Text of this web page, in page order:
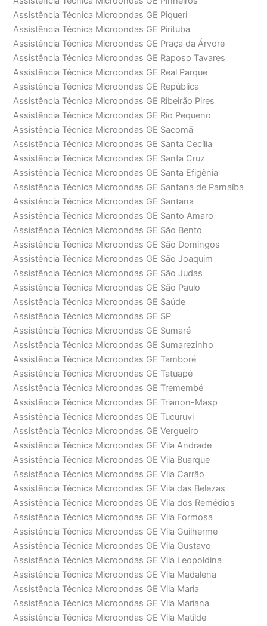
Assistência Técnica Microondas GE Piqueri
Assistência Técnica Microondas GE Pirituba
Assistência Técnica Microondas GE Praça da Árvore
Assistência Técnica Microondas GE Raposo Tavares
Assistência Técnica Microondas GE Real Parque
Assistência Técnica Microondas GE República
Assistência Técnica Microondas GE Ribeirão Pires
Assistência Técnica Microondas GE Rio Pequeno
Assistência Técnica Microondas GE Sacomã
Assistência Técnica Microondas GE Santa Cecília
Assistência Técnica Microondas GE Santa Cruz
Assistência Técnica Microondas GE Santa Efigênia
Assistência Técnica Microondas GE Santana de Parnaíba
Assistência Técnica Microondas GE Santana
Assistência Técnica Microondas GE Santo Amaro
Assistência Técnica Microondas GE São Bento
Assistência Técnica Microondas GE São Domingos
Assistência Técnica Microondas GE São Joaquim
Assistência Técnica Microondas GE São Judas
Assistência Técnica Microondas GE São Paulo
Assistência Técnica Microondas GE Saúde
Assistência Técnica Microondas GE SP
Assistência Técnica Microondas GE Sumaré
Assistência Técnica Microondas GE Sumarezinho
Assistência Técnica Microondas GE Tamboré
Assistência Técnica Microondas GE Tatuapé
Assistência Técnica Microondas GE Tremembé
Assistência Técnica Microondas GE Trianon-Masp
Assistência Técnica Microondas GE Tucuruvi
Assistência Técnica Microondas GE Vergueiro
Assistência Técnica Microondas GE Vila Andrade
Assistência Técnica Microondas GE Vila Buarque
Assistência Técnica Microondas GE Vila Carrão
Assistência Técnica Microondas GE Vila das Belezas
Assistência Técnica Microondas GE Vila dos Remédios
Assistência Técnica Microondas GE Vila Formosa
Assistência Técnica Microondas GE Vila Guilherme
Assistência Técnica Microondas GE Vila Gustavo
Assistência Técnica Microondas GE Vila Leopoldina
Assistência Técnica Microondas GE Vila Madalena
Assistência Técnica Microondas GE Vila Maria
Assistência Técnica Microondas GE Vila Mariana
Assistência Técnica Microondas GE Vila Matilde